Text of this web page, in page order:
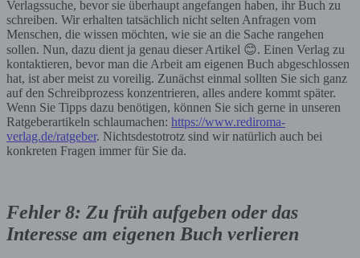
Verlagssuche, bevor sie überhaupt angefangen haben, ihr Buch zu
schreiben. Wir erhalten tatsächlich nicht selten Anfragen vom
Menschen, die wissen möchten, wie sie an die Sache rangehen
sollen. Nun, dazu dient ja genau dieser Artikel 😊. Einen Verlag zu
kontaktieren, bevor man die Arbeit am eigenen Buch abgeschlossen
hat, ist aber meist zu voreilig. Zunächst einmal sollten Sie sich ganz
auf den Schreibprozess konzentrieren, alles andere kommt später.
Wenn Sie Tipps dazu benötigen, können Sie sich gerne in unseren
Ratgeberartikeln schlaumachen: https://www.rediroma-
verlag.de/ratgeber. Nichtsdestotrotz sind wir natürlich auch bei
konkreten Fragen immer für Sie da.
Fehler 8: Zu früh aufgeben oder das
Interesse am eigenen Buch verlieren